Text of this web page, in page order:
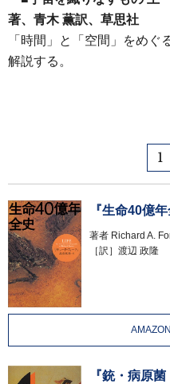
著、青木 薫訳、草思社
「時間」と「空間」をめぐ
解説する。
1
『生命40億
著者 Richard A.
［訳］渡辺 政隆
『銃・病原